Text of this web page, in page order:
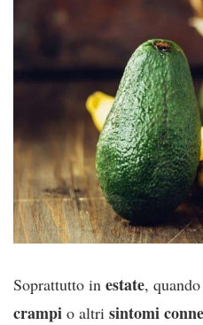
Soprattutto in estate,
crampi o altri sintomi